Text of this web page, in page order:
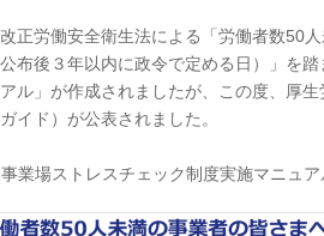
正労働安全衛生法による「労働者数50
布後３年以内に政令で定める日）」を
ル」が作成されましたが、この度、厚
イド）が公表されました。
業場ストレスチェック制度実施マニュ